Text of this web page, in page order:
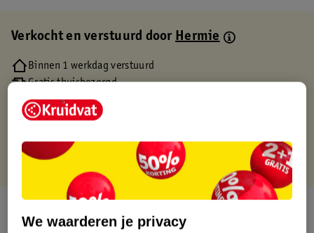
Verkocht en verstuurd doorHermie
Binnen 1 werkdag verstuurd
Gratis thuisbezorgd
Gratis retourneren via verkooppartner.
Gratis punten met je Kruidvat kaart
We waarderen je privacy